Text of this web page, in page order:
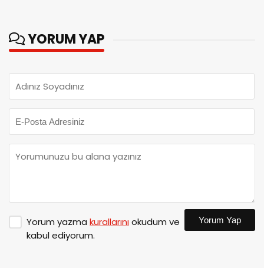
YORUM YAP
Yorum yazma kurallarınıokudum ve
kabul ediyorum.
Yorum Yap